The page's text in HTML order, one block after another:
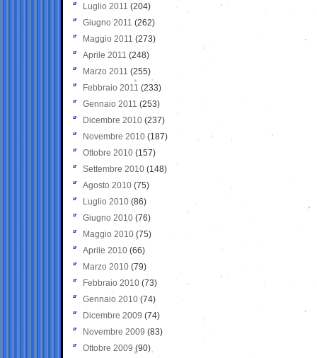
Luglio 2011 (204)
Giugno 2011 (262)
Maggio 2011 (273)
Aprile 2011 (248)
Marzo 2011 (255)
Febbraio 2011 (233)
Gennaio 2011 (253)
Dicembre 2010 (237)
Novembre 2010 (187)
Ottobre 2010 (157)
Settembre 2010 (148)
Agosto 2010 (75)
Luglio 2010 (86)
Giugno 2010 (76)
Maggio 2010 (75)
Aprile 2010 (66)
Marzo 2010 (79)
Febbraio 2010 (73)
Gennaio 2010 (74)
Dicembre 2009 (74)
Novembre 2009 (83)
Ottobre 2009 (90)